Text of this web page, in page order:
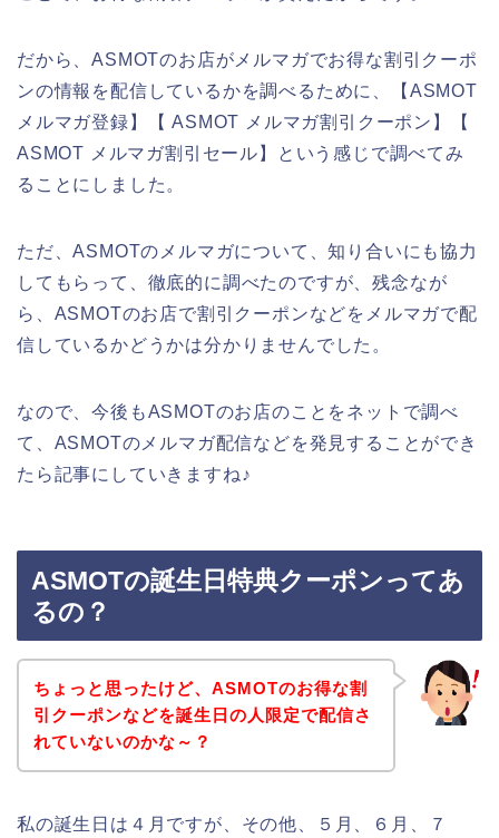
だから、ASMOTのお店がメルマガでお得な割引クーポ
ンの情報を配信しているかを調べるために、【ASMOT
メルマガ登録】【 ASMOT メルマガ割引クーポン】【
ASMOT メルマガ割引セール】という感じで調べてみ
ることにしました。
ただ、ASMOTのメルマガについて、知り合いにも協力
してもらって、徹底的に調べたのですが、残念なが
ら、ASMOTのお店で割引クーポンなどをメルマガで配
信しているかどうかは分かりませんでした。
なので、今後もASMOTのお店のことをネットで調べ
て、ASMOTのメルマガ配信などを発見することができ
たら記事にしていきますね♪
ASMOTの誕生日特典クーポンってあ
るの？
ちょっと思ったけど、ASMOTのお得な割
引クーポンなどを誕生日の人限定で配信さ
れていないのかな～？
私の誕生日は４月ですが、その他、５月、６月、７